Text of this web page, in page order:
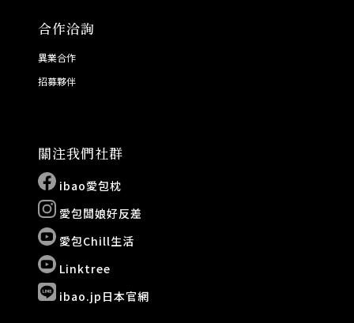
合作洽詢
異業合作
招募夥伴
關注我們社群
ibao愛包枕
愛包闆娘好反差
愛包Chill生活
Linktree
ibao.jp日本官網